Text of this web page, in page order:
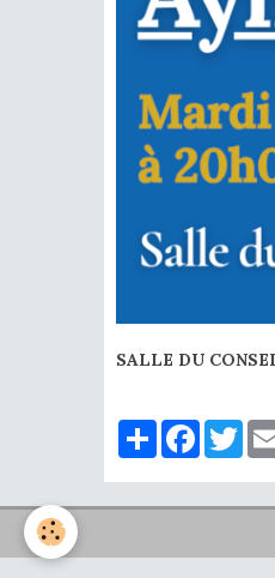
SALLE DU
PartagerFacebook